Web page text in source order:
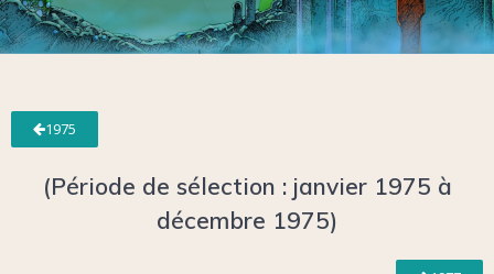
1975
(Période de sélection : janvier 1975 à
décembre 1975)